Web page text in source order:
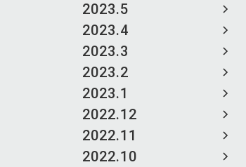
2023.5
2023.4
2023.3
2023.2
2023.1
2022.12
2022.11
2022.10